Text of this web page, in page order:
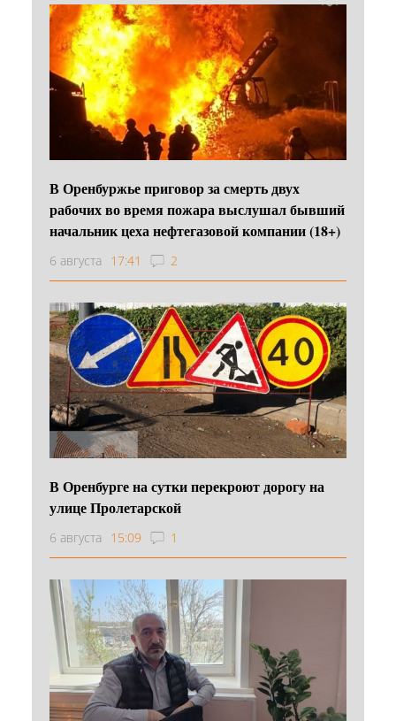
В Оренбуржье приговор за смерть двух
рабочих во время пожара выслушал бывший
начальник цеха нефтегазовой компании (18+)
6 августа 17:41 2
В Оренбурге на сутки перекроют дорогу на
улице Пролетарской
6 августа 15:09 1